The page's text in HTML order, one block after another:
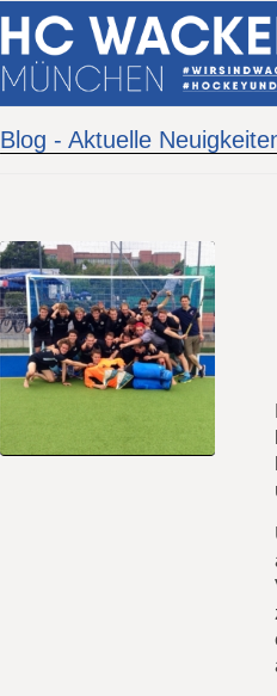
Blog - Aktuelle